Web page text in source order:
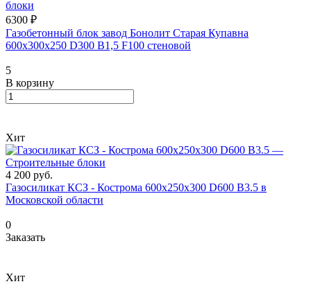
6300 ₽
Газобетонный блок завод Бонолит Старая Купавна
600х300х250 D300 B1,5 F100 стеновой
5
В корзину
Хит
4 200 руб.
Газосиликат КСЗ - Кострома 600х250х300 D600 В3.5 в
Московской области
0
Заказать
Хит